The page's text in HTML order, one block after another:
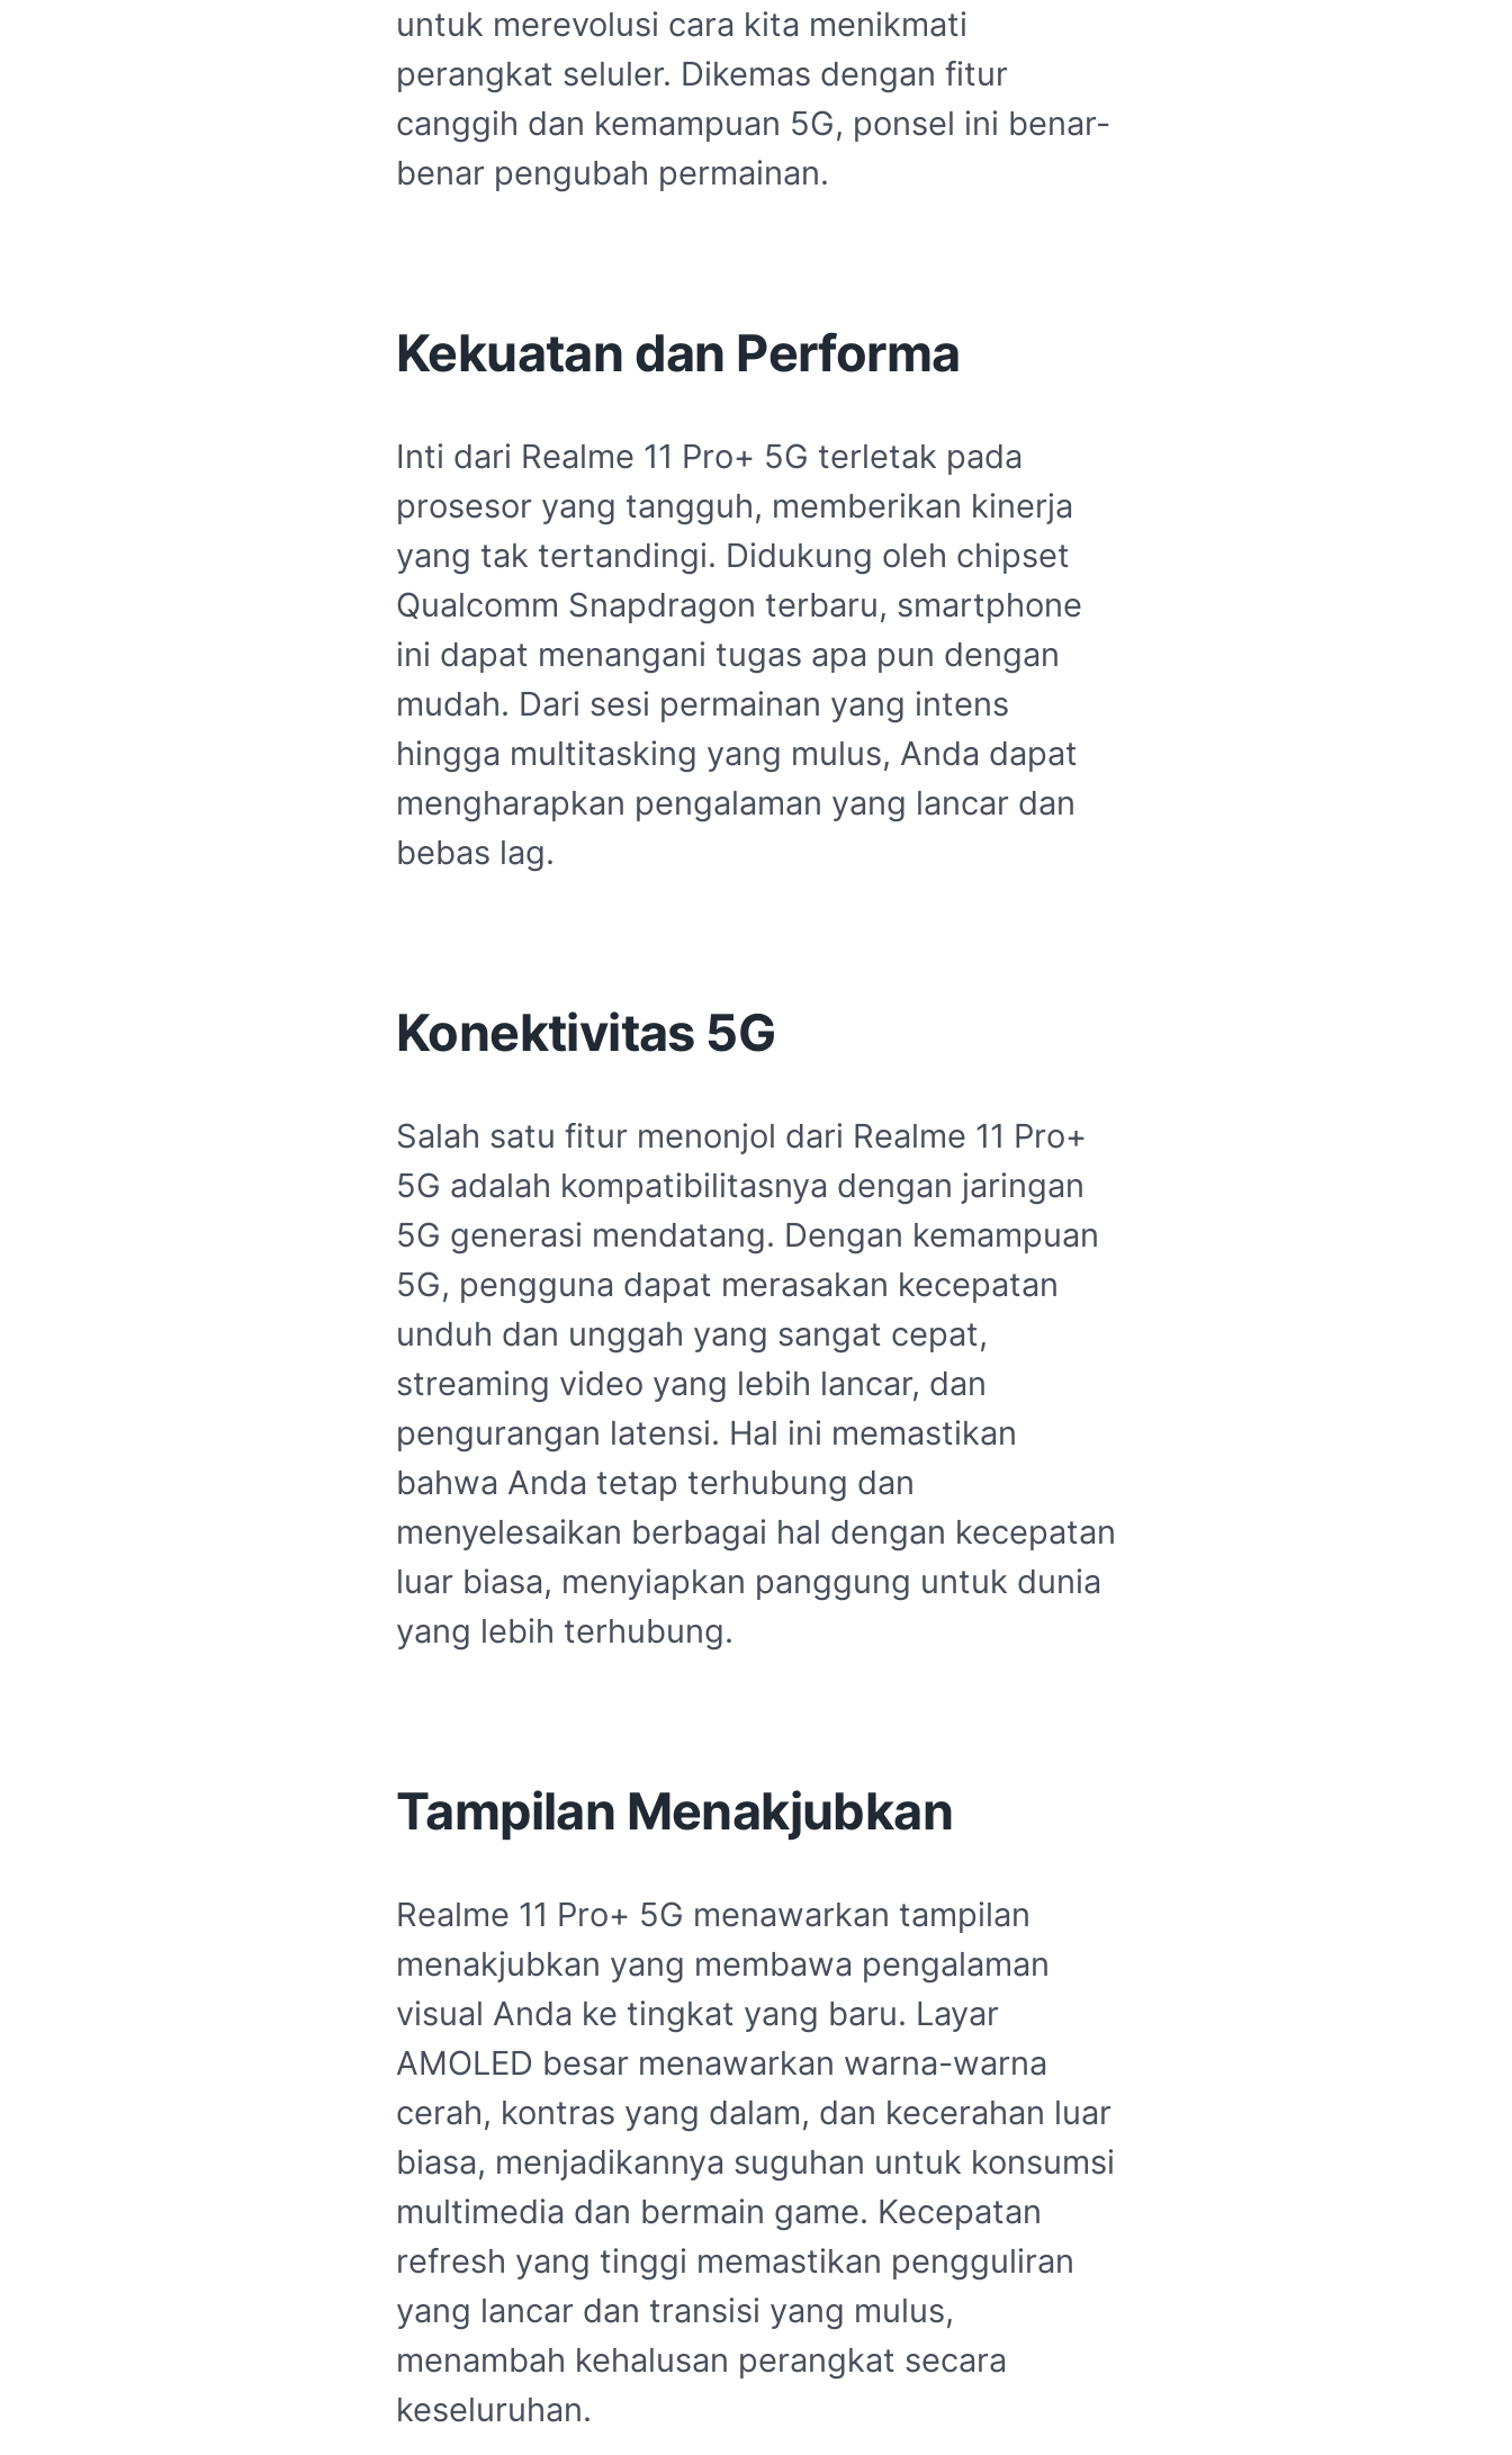
untuk merevolusi cara kita menikmati
perangkat seluler. Dikemas dengan fitur
canggih dan kemampuan 5G, ponsel ini benar-
benar pengubah permainan.
Kekuatan dan Performa
Inti dari Realme 11 Pro+ 5G terletak pada
prosesor yang tangguh, memberikan kinerja
yang tak tertandingi. Didukung oleh chipset
Qualcomm Snapdragon terbaru, smartphone
ini dapat menangani tugas apa pun dengan
mudah. Dari sesi permainan yang intens
hingga multitasking yang mulus, Anda dapat
mengharapkan pengalaman yang lancar dan
bebas lag.
Konektivitas 5G
Salah satu fitur menonjol dari Realme 11 Pro+
5G adalah kompatibilitasnya dengan jaringan
5G generasi mendatang. Dengan kemampuan
5G, pengguna dapat merasakan kecepatan
unduh dan unggah yang sangat cepat,
streaming video yang lebih lancar, dan
pengurangan latensi. Hal ini memastikan
bahwa Anda tetap terhubung dan
menyelesaikan berbagai hal dengan kecepatan
luar biasa, menyiapkan panggung untuk dunia
yang lebih terhubung.
Tampilan Menakjubkan
Realme 11 Pro+ 5G menawarkan tampilan
menakjubkan yang membawa pengalaman
visual Anda ke tingkat yang baru. Layar
AMOLED besar menawarkan warna-warna
cerah, kontras yang dalam, dan kecerahan luar
biasa, menjadikannya suguhan untuk konsumsi
multimedia dan bermain game. Kecepatan
refresh yang tinggi memastikan pengguliran
yang lancar dan transisi yang mulus,
menambah kehalusan perangkat secara
keseluruhan.